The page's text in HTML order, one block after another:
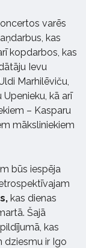
varēs
kas
kopdarbos, kas
Ievu
Marhilēviču,
kā arī
– Kasparu
māksliniekiem
būs iespēja
kas dienas
Šajā
kas
dziesmu ir Igo